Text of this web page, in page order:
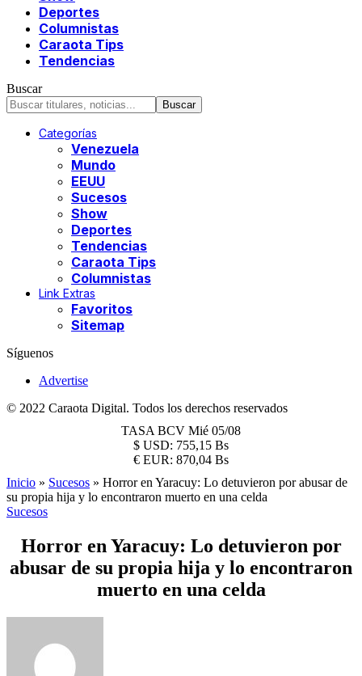
Deportes
Columnistas
Caraota Tips
Tendencias
Buscar
Categorías
Venezuela
Mundo
EEUU
Sucesos
Show
Deportes
Tendencias
Caraota Tips
Columnistas
Link Extras
Favoritos
Sitemap
Síguenos
Advertise
© 2022 Caraota Digital. Todos los derechos reservados
TASA BCV Mié 05/08
$ USD: 755,15 Bs
€ EUR: 870,04 Bs
Inicio » Sucesos » Horror en Yaracuy: Lo detuvieron por abusar de
su propia hija y lo encontraron muerto en una celda
Sucesos
Horror en Yaracuy: Lo detuvieron por
abusar de su propia hija y lo encontraron
muerto en una celda